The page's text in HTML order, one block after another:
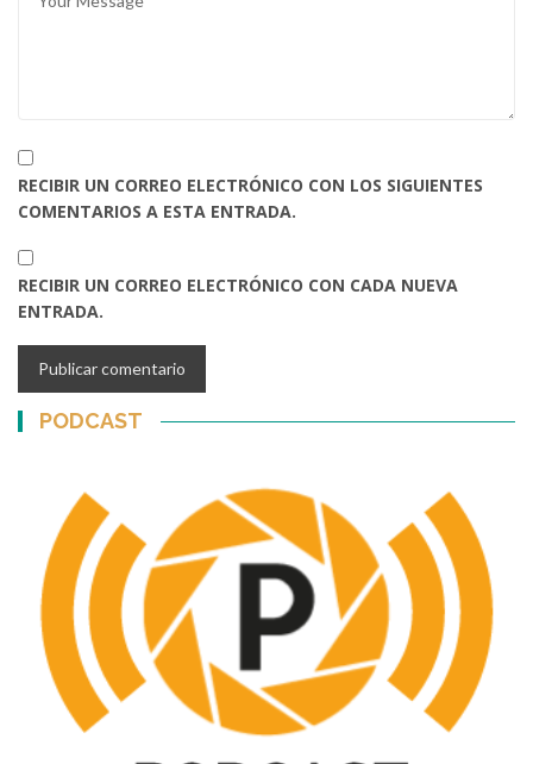
RECIBIR UN CORREO ELECTRÓNICO CON LOS SIGUIENTES
COMENTARIOS A ESTA ENTRADA.
RECIBIR UN CORREO ELECTRÓNICO CON CADA NUEVA
ENTRADA.
PODCAST